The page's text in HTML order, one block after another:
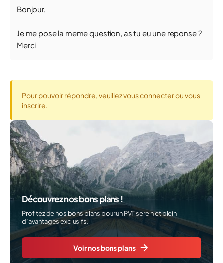
Bonjour,
Je me pose la meme question, as tu eu une reponse ?
Merci
Pour pouvoir répondre, veuillez vous connecter ou vous
inscrire.
Découvrez nos bons plans !
Profitez de nos bons plans pour un PVT serein et plein
d’avantages exclusifs.
Voir nos bons plans